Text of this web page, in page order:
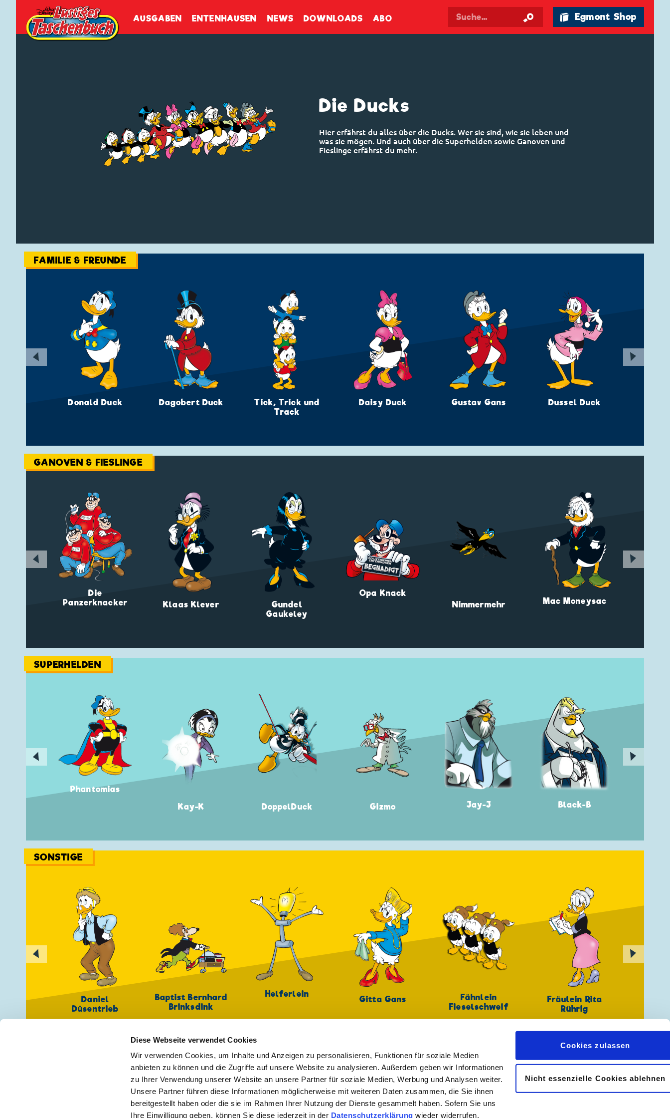
Diese Webseite verwendet Cookies
Wir verwenden Cookies, um Inhalte und Anzeigen zu personalisieren, Funktionen für soziale Medien
anbieten zu können und die Zugriffe auf unsere Website zu analysieren. Außerdem geben wir Informationen
zu Ihrer Verwendung unserer Website an unsere Partner für soziale Medien, Werbung und Analysen weiter.
Unsere Partner führen diese Informationen möglicherweise mit weiteren Daten zusammen, die Sie ihnen
bereitgestellt haben oder die sie im Rahmen Ihrer Nutzung der Dienste gesammelt haben. Sofern Sie uns
Ihre Einwilligung geben, können Sie diese jederzeit in der Datenschutzerklärung wieder widerrufen.
Cookies zulassen
Nicht essenzielle Cookies ablehnen
AUSGABEN ENTENHAUSEN NEWS DOWNLOADS ABO 🛍 Egmont Shop
Die Ducks
Hier erfährst du alles über die Ducks. Wer sie sind, wie sie leben und
was sie mögen. Und auch über die Superhelden sowie Ganoven und
Fieslinge erfährst du mehr.
FAMILIE & FREUNDE
Donald Duck Dagobert Duck
Tick, Trick und
Track
Daisy Duck Gustav Gans Dussel Duck
◀ ▶
GANOVEN & FIESLINGE
Die
Panzerknacker
Klaas Klever
Gundel
Gaukeley
Opa Knack
Nimmermehr
Mac Moneysac
◀ ▶
SUPERHELDEN
Phantomias
Kay-K
DoppelDuck Gizmo Jay-J Black-B
◀ ▶
SONSTIGE
Daniel
Düsentrieb
Baptist Bernhard
Brinksdink
Helferlein
Gitta Gans
Fähnlein
Fieselschweif
Fräulein Rita
Rührig
◀ ▶
Keine Neuigkeiten mehr verpassen! 🖋 ZUR NEWSLETTER ANMELDUNG
𝖿 📷